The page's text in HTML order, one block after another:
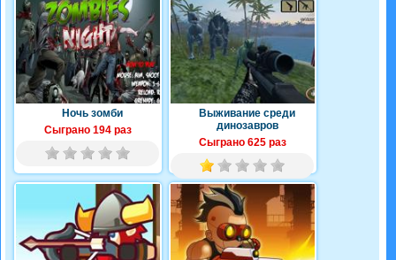
Ночь зомби
Сыграно 194 раз
Выживание среди
динозавров
Сыграно 625 раз